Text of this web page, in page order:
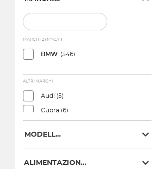
MARCHI BYMYCAR
BMW (546)
ALTRI MARCHI
Audi (5)
Cupra (6)
MODELLO
ALIMENTAZIONE